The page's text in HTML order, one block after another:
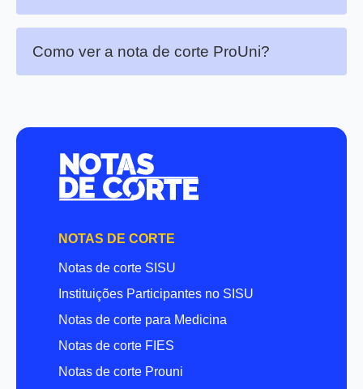
Como ver a nota de corte ProUni?
NOTAS DE CORTE
Notas de corte SISU
Instituições Participantes no SISU
Notas de corte para Medicina
Notas de corte FIES
Notas de corte Prouni